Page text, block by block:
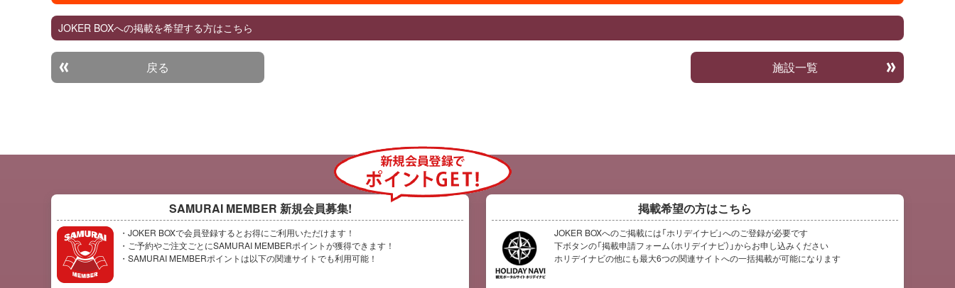
JOKER BOXへの掲載を希望する方はこちら
戻る 施設一覧
SAMURAI MEMBER 新規会員募集!
・JOKER BOXで会員登録するとお得にご利用いただけます！
・ご予約やご注文ごとにSAMURAI MEMBERポイントが獲得できます！
・SAMURAI MEMBERポイントは以下の関連サイトでも利用可能！
掲載希望の方はこちら
JOKER BOXへのご掲載には「ホリデイナビ」へのご登録が必要です
下ボタンの「掲載申請フォーム（ホリデイナビ）」からお申し込みください
ホリデイナビの他にも最大6つの関連サイトへの一括掲載が可能になります